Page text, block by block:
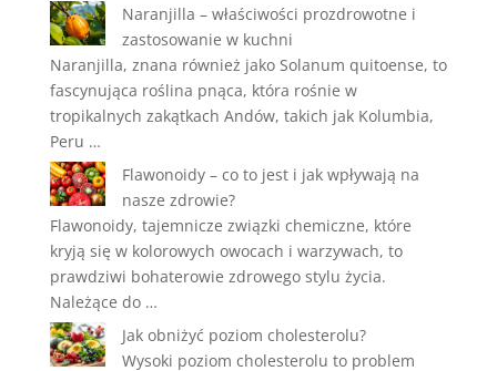
Naranjilla – właściwości prozdrowotne i
zastosowanie w kuchni
Naranjilla, znana również jako Solanum quitoense, to
fascynująca roślina pnąca, która rośnie w
tropikalnych zakątkach Andów, takich jak Kolumbia,
Peru …
Flawonoidy – co to jest i jak wpływają na
nasze zdrowie?
Flawonoidy, tajemnicze związki chemiczne, które
kryją się w kolorowych owocach i warzywach, to
prawdziwi bohaterowie zdrowego stylu życia.
Należące do …
Jak obniżyć poziom cholesterolu?
Wysoki poziom cholesterolu to problem